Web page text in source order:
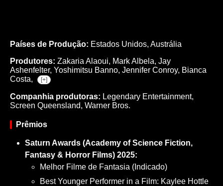
Países de Produção: Estados Unidos, Austrália
Produtores: Zakaria Alaoui, Mark Albela, Jay
Ashenfelter, Yoshimitsu Banno, Jennifer Conroy, Bianca
Costa,
[+]
Companhia produtoras: Legendary Entertainment,
Screen Queensland, Warner Bros.
Prêmios
Saturn Awards (Academy of Science Fiction,
Fantasy & Horror Films) 2025:
Melhor Filme de Fantasia (Indicado)
Best Younger Performer in a Film: Kaylee Hottle